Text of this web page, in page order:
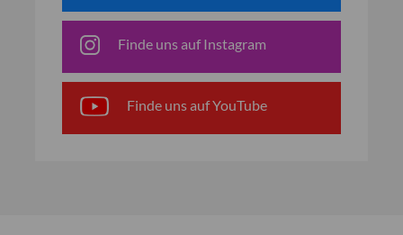
Finde uns auf Instagram
Finde uns auf YouTube